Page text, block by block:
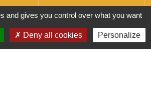
Pas-de-calais - 2024 © LB DIAG
- RCS 982 549 545
and gives you control over what you want
Deny all cookies Personalize